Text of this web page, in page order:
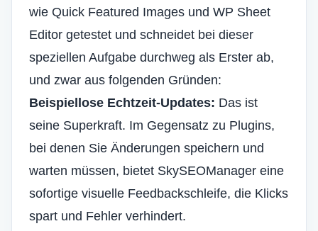
wie Quick Featured Images und WP Sheet
Editor getestet und schneidet bei dieser
speziellen Aufgabe durchweg als Erster ab,
und zwar aus folgenden Gründen:
Beispiellose Echtzeit-Updates: Das ist
seine Superkraft. Im Gegensatz zu Plugins,
bei denen Sie Änderungen speichern und
warten müssen, bietet SkySEOManager eine
sofortige visuelle Feedbackschleife, die Klicks
spart und Fehler verhindert.